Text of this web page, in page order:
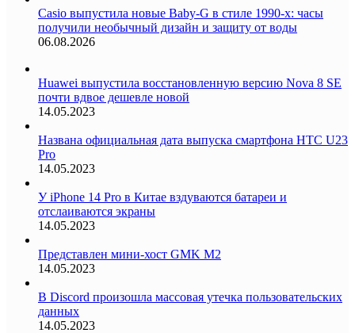
Casio выпустила новые Baby-G в стиле 1990-х: часы
получили необычный дизайн и защиту от воды
06.08.2026
Huawei выпустила восстановленную версию Nova 8 SE
почти вдвое дешевле новой
14.05.2023
Названа официальная дата выпуска смартфона HTC U23
Pro
14.05.2023
У iPhone 14 Pro в Китае вздуваются батареи и
отслаиваются экраны
14.05.2023
Представлен мини-хост GMK M2
14.05.2023
В Discord произошла массовая утечка пользовательских
данных
14.05.2023